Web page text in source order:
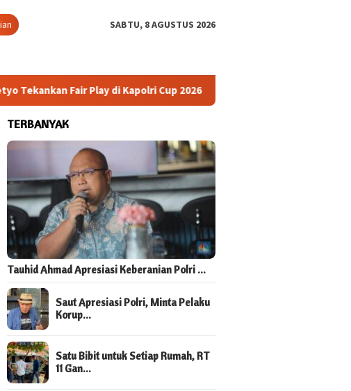
SABTU, 8 AGUSTUS 2026
Fair Play di Kapolri Cup 2026
TERBANYAK
Tauhid Ahmad Apresiasi Keberanian Polri …
Saut Apresiasi Polri, Minta Pelaku
Korup…
Satu Bibit untuk Setiap Rumah, RT
11 Gan…